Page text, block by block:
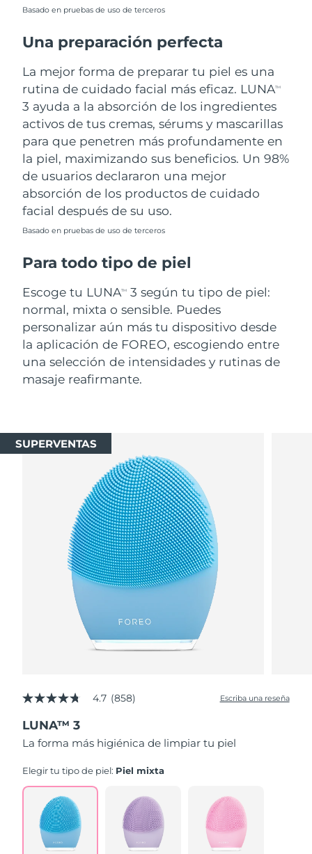
Basado en pruebas de uso de terceros
Una preparación perfecta
La mejor forma de preparar tu piel es una
rutina de cuidado facial más eficaz. LUNATM
3 ayuda a la absorción de los ingredientes
activos de tus cremas, sérums y mascarillas
para que penetren más profundamente en
la piel, maximizando sus beneficios. Un 98%
de usuarios declararon una mejor
absorción de los productos de cuidado
facial después de su uso.
Basado en pruebas de uso de terceros
Para todo tipo de piel
Escoge tu LUNATM
3 según tu tipo de piel:
normal, mixta o sensible. Puedes
personalizar aún más tu dispositivo desde
la aplicación de FOREO, escogiendo entre
una selección de intensidades y rutinas de
masaje reafirmante.
SUPERVENTAS
4.7
5
estrellas,
valor
de
Read
Reviews.
Enlace
4.7 (858) Escriba una reseña
LUNA™ 3
La forma más higiénica de limpiar tu piel
Elegir tu tipo de piel: Piel mixta